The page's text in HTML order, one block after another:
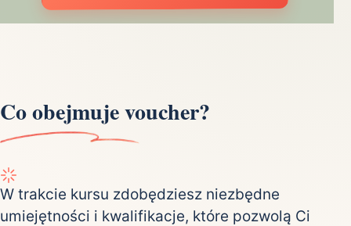
Co obejmuje voucher?
W trakcie kursu zdobędziesz niezbędne
umiejętności i kwalifikacje, które pozwolą Ci